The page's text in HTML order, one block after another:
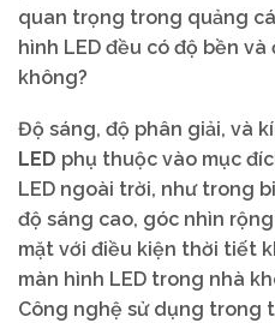
quan trọng trong quảng
hình LED đều có độ bền
không?
Độ sáng, độ phân giải, và
LED phụ thuộc vào mục
LED ngoài trời, như trong
độ sáng cao, góc nhìn
mặt với điều kiện thời tiết
màn hình LED trong nhà
Công nghệ sử dụng trong